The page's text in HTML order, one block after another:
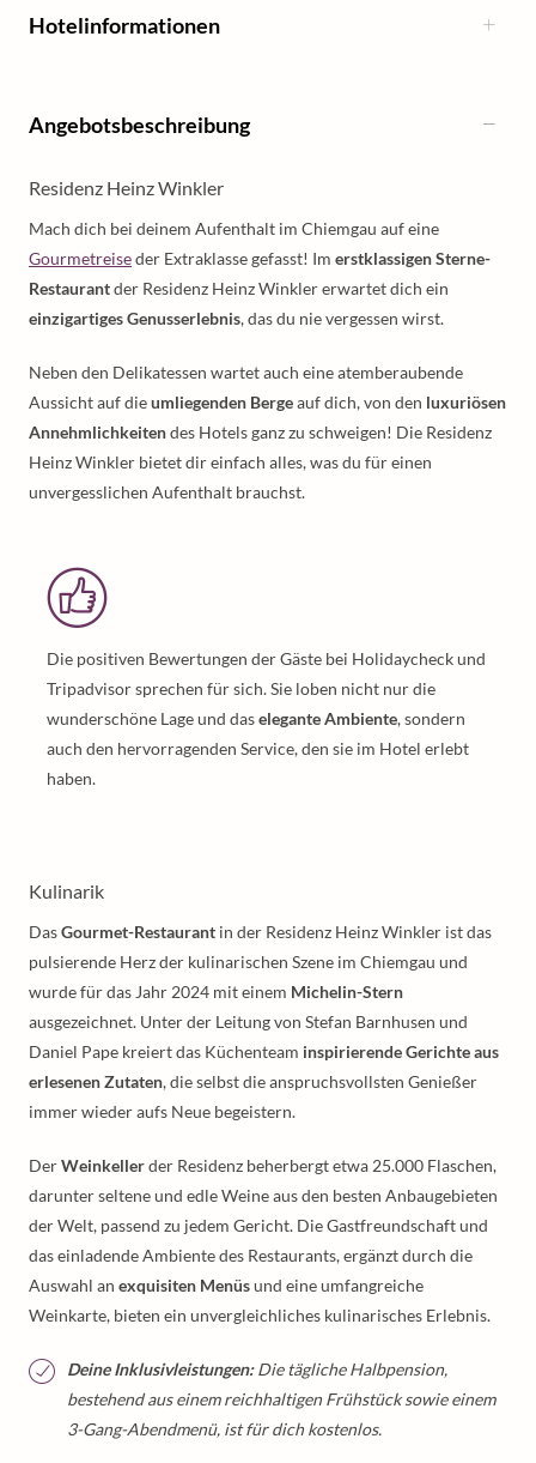
Hotelinformationen
Angebotsbeschreibung
Residenz Heinz Winkler
Mach dich bei deinem Aufenthalt im Chiemgau auf eine
Gourmetreiseder Extraklasse gefasst! Im erstklassigen Sterne-
Restaurantder Residenz Heinz Winkler erwartet dich ein
einzigartiges Genusserlebnis, das du nie vergessen wirst.
Neben den Delikatessen wartet auch eine atemberaubende
Aussicht auf dieumliegenden Bergeauf dich, von den luxuriösen
Annehmlichkeitendes Hotels ganz zu schweigen! Die Residenz
Heinz Winkler bietet dir einfach alles, was du für einen
unvergesslichen Aufenthalt brauchst.
Die positiven Bewertungen der Gäste bei Holidaycheck und
Tripadvisor sprechen für sich. Sie loben nicht nur die
wunderschöne Lage und daselegante Ambiente, sondern
auch den hervorragenden Service, den sie im Hotel erlebt
haben.
Kulinarik
DasGourmet-Restaurant in der Residenz Heinz Winkler ist das
pulsierende Herz der kulinarischen Szene im Chiemgau und
wurde für das Jahr 2024 mit einem Michelin-Stern
ausgezeichnet. Unter der Leitung von Stefan Barnhusen und
Daniel Pape kreiert das Küchenteam inspirierende Gerichte aus
erlesenen Zutaten, die selbst die anspruchsvollsten Genießer
immer wieder aufs Neue begeistern.
DerWeinkellerder Residenz beherbergt etwa 25.000 Flaschen,
darunter seltene und edle Weine aus den besten Anbaugebieten
der Welt, passend zu jedem Gericht. Die Gastfreundschaft und
das einladende Ambiente des Restaurants, ergänzt durch die
Auswahl an exquisiten Menüsund eine umfangreiche
Weinkarte, bieten ein unvergleichliches kulinarisches Erlebnis.
Deine Inklusivleistungen:Die tägliche Halbpension,
bestehend aus einem reichhaltigen Frühstück sowie einem
3-Gang-Abendmenü, ist für dich kostenlos.